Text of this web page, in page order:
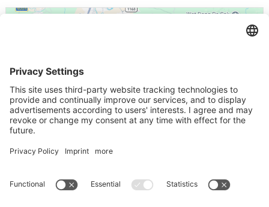
We use a third party service to embed map content that
More Information
powered by
Impressum
-
Kontakt
-